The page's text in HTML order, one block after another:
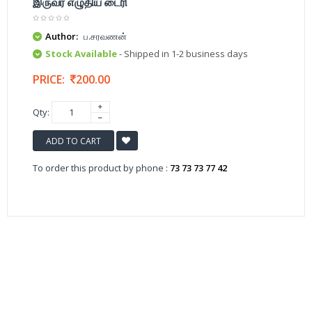
Author: ப.சரவணன்
Stock Available- Shipped in 1-2 business days
PRICE: 200.00
Qty:
ADD TO CART
To order this product by phone : 73 73 73 77 42